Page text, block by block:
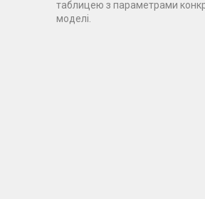
таблицею з параметрами
моделі.